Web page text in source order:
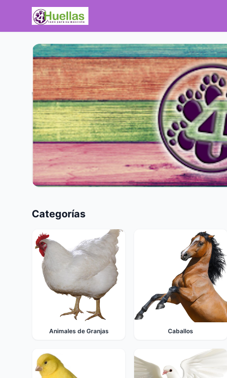
Categorías
Animales de Granjas Caballos